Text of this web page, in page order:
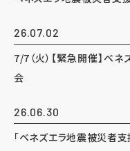
26.07.02
7/7（火）【緊急開催】ベ
会
26.06.30
「ベネズエラ地震被災者支